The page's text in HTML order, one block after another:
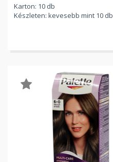
Karton: 10 db
Készleten: kevesebb mint 10 db